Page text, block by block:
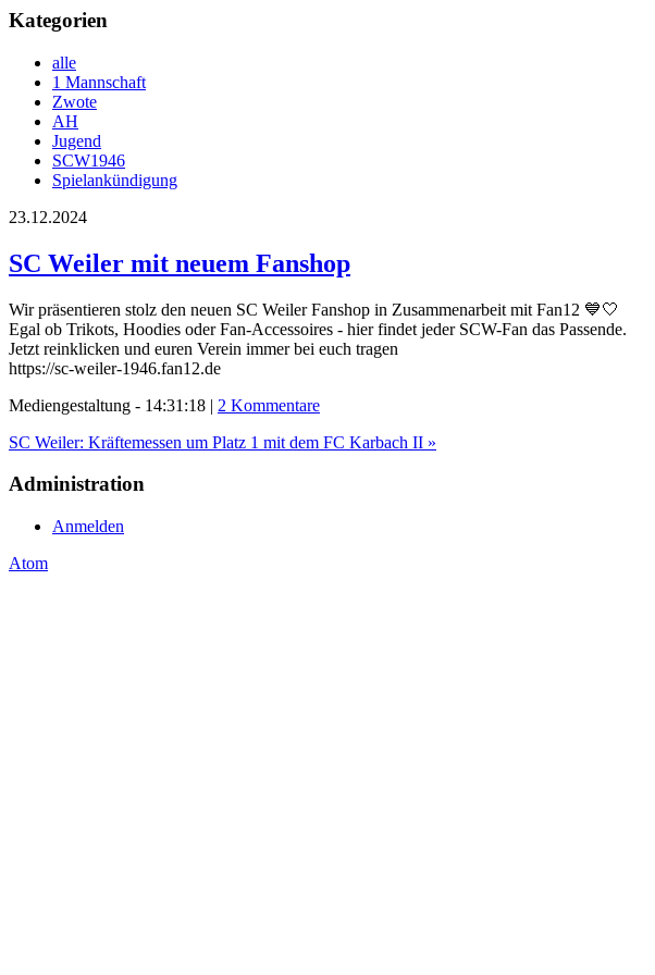
Kategorien
alle
1 Mannschaft
Zwote
AH
Jugend
SCW1946
Spielankündigung
23.12.2024
SC Weiler mit neuem Fanshop
Wir präsentieren stolz den neuen SC Weiler Fanshop in Zusammenarbeit mit Fan12 💙🤍
Egal ob Trikots, Hoodies oder Fan-Accessoires - hier findet jeder SCW-Fan das Passende.
Jetzt reinklicken und euren Verein immer bei euch tragen
https://sc-weiler-1946.fan12.de
Mediengestaltung - 14:31:18 | 2 Kommentare
SC Weiler: Kräftemessen um Platz 1 mit dem FC Karbach II »
Administration
Anmelden
Atom